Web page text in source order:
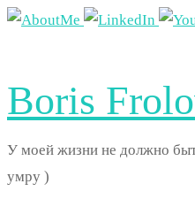
Перейти
Boris
У моей жизни не должно
умру )